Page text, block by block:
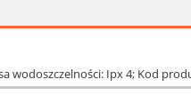
wodoszczelności: Ipx 4; Kod